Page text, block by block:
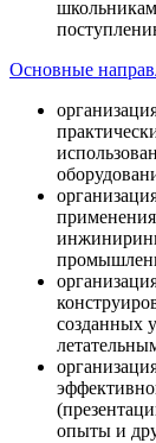
Основные
созданных
опыты и